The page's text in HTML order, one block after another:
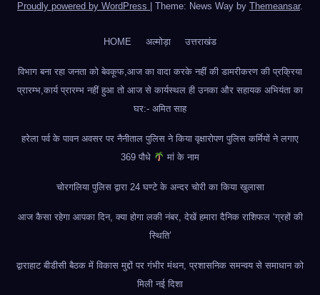
Proudly powered by WordPress | Theme: News Way by Themeansar.
HOME अल्मोड़ा उत्तराखंड
विभाग बना रहा जनता को बेवकूफ,आज का वादा करके नहीं की डामरीकरण की प्रक्रिया
प्रारम्भ,कार्य प्रारम्भ नहीं हुआ तो आज से कार्यस्थल ही उनका और सहायक अभियंता का
घर:- अमित साह
हरेला पर्व के पावन अवसर पर नैनीताल पुलिस ने किया वृक्षारोपण पुलिस कर्मियों ने लगाए
369 पौधे
मां के नाम
चोरगलिया पुलिस द्वारा 24 घण्टे के अन्दर चोरी का किया खुलासा
आज कैसा रहेगा आपका दिन, क्या होगा लकी नंबर, देखें हमारा दैनिक राशिफल ‘ग्रहों की
स्थिति’
द्वाराहाट बीडीसी बैठक में विकास मुद्दों पर गंभीर मंथन, प्रशासनिक समन्वय से समाधान को
मिली नई दिशा